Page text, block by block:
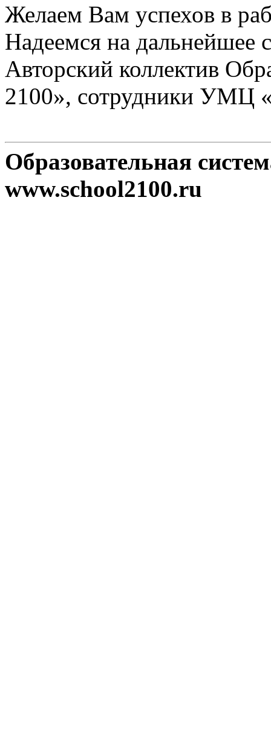
Желаем Вам успехов в
Надеемся на дальнейшее
Авторский коллектив
2100», сотрудники УМЦ
Образовательная
www.school2100.ru